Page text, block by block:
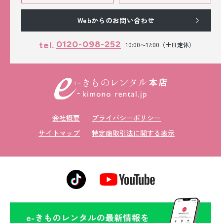
Webからのお問い合わせ
tel. 0120-098-252 10:00〜17:00（土日定休）
会社概要
プライバシーポリシー
サイトマップ
特定商取引法に関する表示